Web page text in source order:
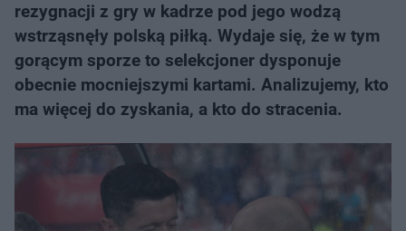
rezygnacji z gry w kadrze pod jego wodzą
wstrząsnęły polską piłką. Wydaje się, że w tym
gorącym sporze to selekcjoner dysponuje
obecnie mocniejszymi kartami. Analizujemy, kto
ma więcej do zyskania, a kto do stracenia.